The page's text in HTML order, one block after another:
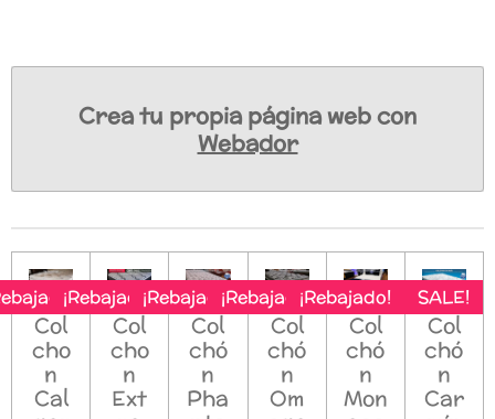
Crea tu propia página web con
Webador
Col
cho
n
Cal
¡Rebajado!
Col
cho
n
Ext
¡Rebajado!
Col
chó
n
Pha
¡Rebajado!
Col
chó
n
Om
¡Rebajado!
Col
chó
n
Mon
SALE!
Col
chó
n
Car